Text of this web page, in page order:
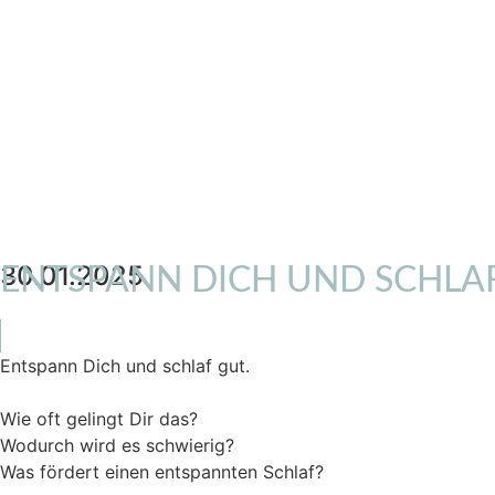
30.01.2025
ENTSPANN DICH UND
Entspann Dich und schlaf gut.
Wie oft gelingt Dir das?
Wodurch wird es schwierig?
Was fördert einen entspannten Schlaf?